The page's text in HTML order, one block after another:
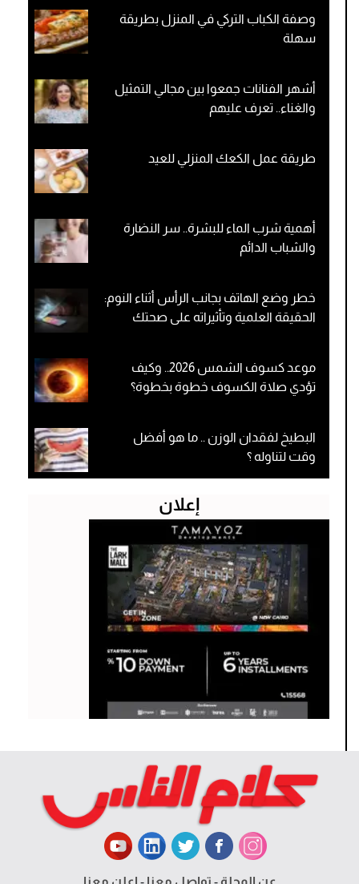
وصفة الكباب التركي في المنزل بطريقة
سهلة
أشهر الفنانات جمعوا بين مجالي التمثيل
والغناء.. تعرف عليهم
طريقة عمل الكعك المنزلي للعيد
أهمية شرب الماء للبشرة.. سر النضارة
والشباب الدائم
خطر وضع الهاتف بجانب الرأس أثناء النوم:
الحقيقة العلمية وتأثيراته على صحتك
موعد كسوف الشمس 2026.. وكيف
تؤدي صلاة الكسوف خطوة بخطوة؟
البطيخ لفقدان الوزن .. ما هو أفضل
وقت لتناوله ؟
إعلان
عن المجلة - تواصل معنا - اعلن معنا